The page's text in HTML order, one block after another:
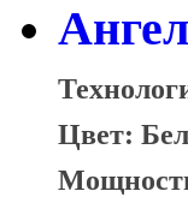
Цвет: